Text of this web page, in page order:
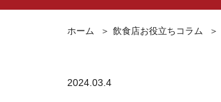
ホーム 飲食店お役立ちコラム
2024.03.4